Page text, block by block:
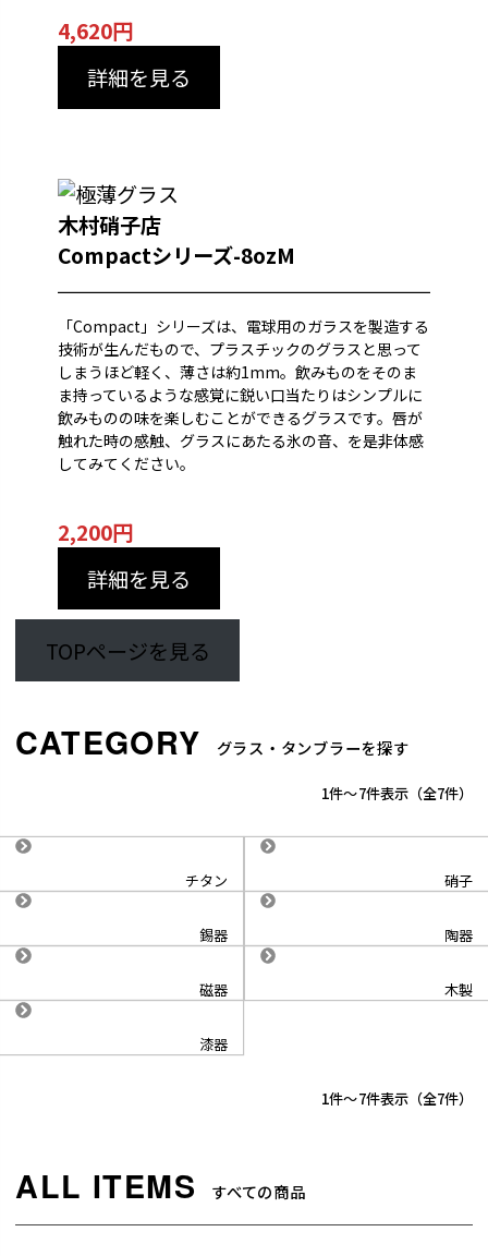
4,620円
詳細を見る
木村硝子店
Compactシリーズ-8ozM
「Compact」シリーズは、電球用のガラスを製造する
技術が生んだもので、プラスチックのグラスと思って
しまうほど軽く、薄さは約1mm。飲みものをそのま
ま持っているような感覚に鋭い口当たりはシンプルに
飲みものの味を楽しむことができるグラスです。唇が
触れた時の感触、グラスにあたる氷の音、を是非体感
してみてください。
2,200円
詳細を見る
TOPページを見る
グラス・タンブラーを探す
7
1 -7件表示
チタン 硝子
錫器 陶器
磁器 木製
漆器
7
1 -7件表示
すべての商品